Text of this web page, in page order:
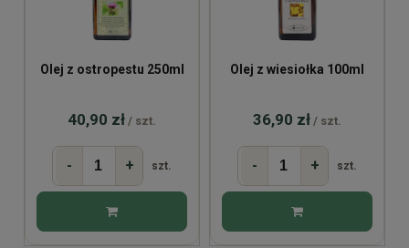
Olej z ostropestu 250ml
40,90 zł / szt.
- + szt.
Olej z wiesiołka 100ml
36,90 zł / szt.
- + szt.